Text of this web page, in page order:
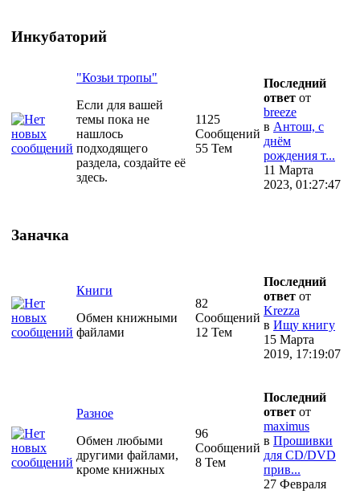
Инкубаторий
"Козьи тропы"
Если для вашей
темы пока не
нашлось
подходящего
раздела, создайте её
здесь.
1125
Сообщений
55 Тем
Последний
ответ от
breeze
в Антош, с
днём
рождения т...
11 Марта
2023, 01:27:47
Заначка
Книги
Обмен книжными
файлами
82
Сообщений
12 Тем
Последний
ответ от
Krezza
в Ищу книгу
15 Марта
2019, 17:19:07
Разное
Обмен любыми
другими файлами,
кроме книжных
96
Сообщений
8 Тем
Последний
ответ от
maximus
в Прошивки
для CD/DVD
прив...
27 Февраля